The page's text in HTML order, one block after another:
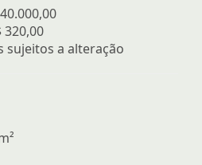
320,00
sujeitos a alteração